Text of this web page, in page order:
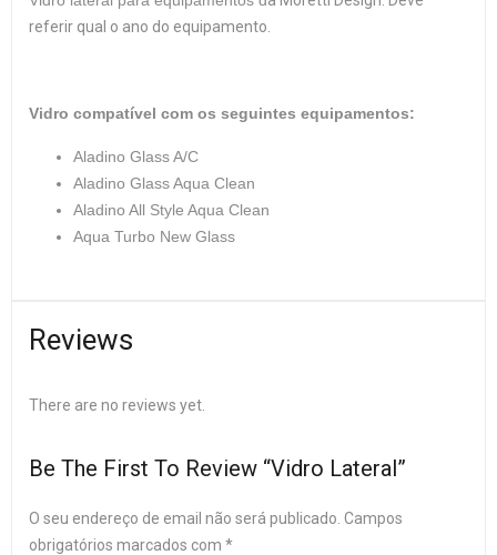
referir qual o ano do equipamento.
Vidro compatível com os seguintes equipamentos:
Aladino Glass A/C
Aladino Glass Aqua Clean
Aladino All Style Aqua Clean
Aqua Turbo New Glass
Reviews
There are no reviews yet.
Be The First To Review “Vidro Lateral”
O seu endereço de email não será publicado. Campos
obrigatórios marcados com *